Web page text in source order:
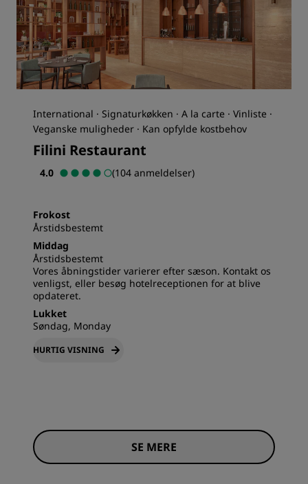
International · Signaturkøkken · A la carte · Vinliste ·
Veganske muligheder · Kan opfylde kostbehov
Filini Restaurant
4.0 (104 anmeldelser)
Frokost
Årstidsbestemt
Middag
Årstidsbestemt
Vores åbningstider varierer efter sæson. Kontakt os
venligst, eller besøg hotelreceptionen for at blive
opdateret.
Lukket
Søndag, Monday
HURTIG VISNING
SE MERE